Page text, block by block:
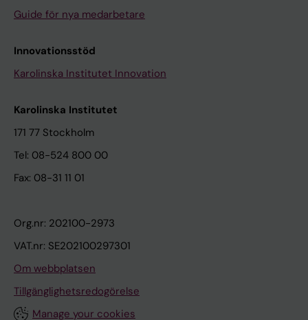
Guide för nya medarbetare
Innovationsstöd
Karolinska Institutet Innovation
Karolinska Institutet
171 77 Stockholm
Tel: 08-524 800 00
Fax: 08-31 11 01
Org.nr: 202100-2973
VAT.nr: SE202100297301
Om webbplatsen
Tillgänglighetsredogörelse
Manage your cookies